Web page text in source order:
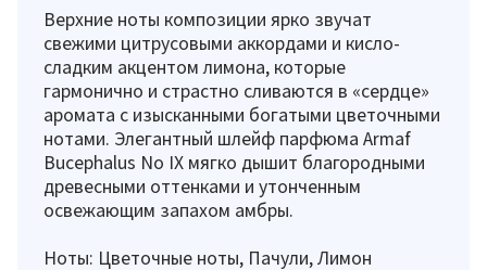
Верхние ноты композиции ярко звучат
свежими цитрусовыми аккордами и кисло-
сладким акцентом лимона, которые
гармонично и страстно сливаются в «сердце»
аромата с изысканными богатыми цветочными
нотами. Элегантный шлейф парфюма Armaf
Bucephalus No IX мягко дышит благородными
древесными оттенками и утонченным
освежающим запахом амбры.
Ноты: Цветочные ноты, Пачули, Лимон